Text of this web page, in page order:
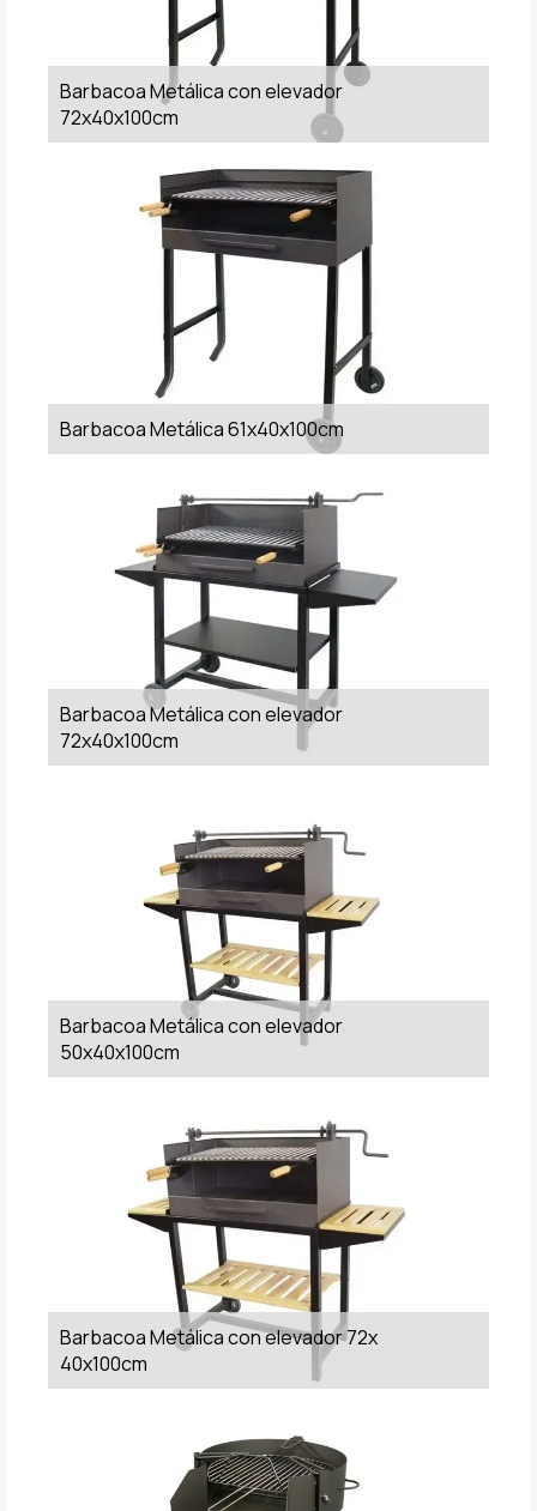
Barbacoa Metálica con elevador
72x40x100cm
Barbacoa Metálica 61x40x100cm
Barbacoa Metálica con elevador
72x40x100cm
Barbacoa Metálica con elevador
50x40x100cm
Barbacoa Metálica con elevador 72x
40x100cm